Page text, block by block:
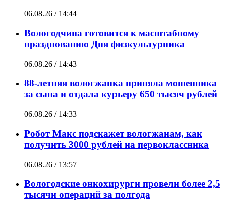
06.08.26 / 14:44
Вологодчина готовится к масштабному
празднованию Дня физкультурника
06.08.26 / 14:43
88-летняя вологжанка приняла мошенника
за сына и отдала курьеру 650 тысяч рублей
06.08.26 / 14:33
Робот Макс подскажет вологжанам, как
получить 3000 рублей на первоклассника
06.08.26 / 13:57
Вологодские онкохирурги провели более 2,5
тыcячи операций за полгода